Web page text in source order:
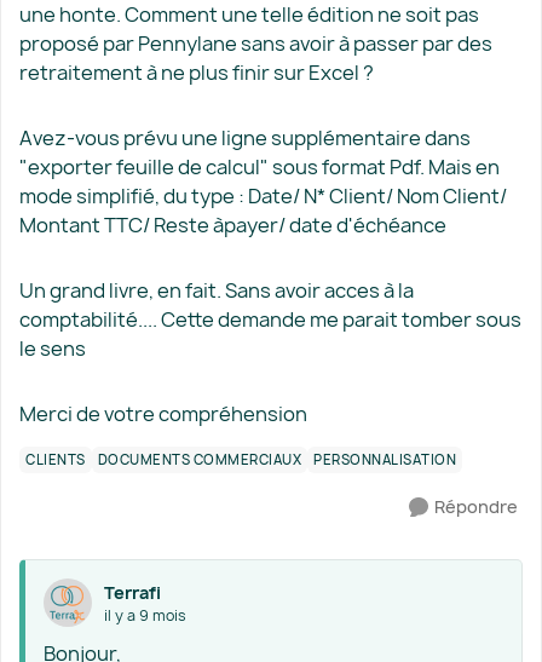
une honte. Comment une telle édition ne soit pas
proposé par Pennylane sans avoir à passer par des
retraitement à ne plus finir sur Excel ?
Avez-vous prévu une ligne supplémentaire dans
"exporter feuille de calcul" sous format Pdf. Mais en
mode simplifié, du type : Date/ N* Client/ Nom Client/
Montant TTC/ Reste àpayer/ date d'échéance
Un grand livre, en fait. Sans avoir acces à la
comptabilité.... Cette demande me parait tomber sous
le sens
Merci de votre compréhension
CLIENTS DOCUMENTS COMMERCIAUX PERSONNALISATION
Répondre
Terrafi
il y a 9 mois
Bonjour,